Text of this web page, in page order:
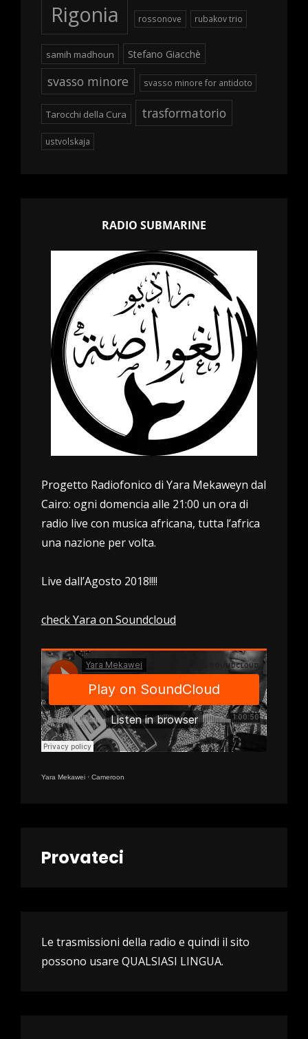
Rigonia rossonove rubakov trio
samih madhoun Stefano Giacchè
svasso minore svasso minore for antidoto
Tarocchi della Cura trasformatorio
ustvolskaja
RADIO SUBMARINE
Progetto Radiofonico di Yara Mekaweyn dal
Cairo: ogni domencia alle 21:00 un ora di
radio live con musica africana, tutta l’africa
una nazione per volta.
Live dall’Agosto 2018!!!!
check Yara on Soundcloud
Yara Mekawei · Cameroon
Provateci
Le trasmissioni della radio e quindi il sito
possono usare QUALSIASI LINGUA.